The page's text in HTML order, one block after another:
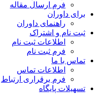
فرم ارسال مقاله
برای داوران
راهنمای داوران
ثبت نام و اشتراک
اطلاعات ثبت نام
فرم ثبت نام
تماس با ما
اطلاعات تماس
فرم برقراری ارتباط
تسهیلات پایگاه